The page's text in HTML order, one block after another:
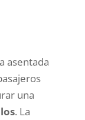
asentada
una
. La